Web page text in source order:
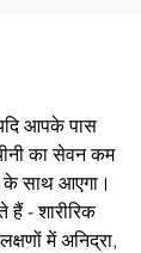
आपके पास
का सेवन कम
के साथ आएगा।
हैं - शारीरिक
में अनिद्रा,